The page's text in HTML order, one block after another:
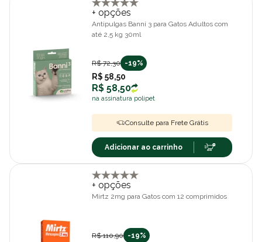
+ opções
Antipulgas Banni 3 para Gatos Adultos com
até 2,5 kg 30ml
R$ 72,30 -19%
R$ 58,50
R$ 58,50
na assinatura polipet
Consulte para Frete Grátis
Adicionar ao carrinho
+ opções
Mirtz 2mg para Gatos com 12 comprimidos
R$ 110,90 -19%